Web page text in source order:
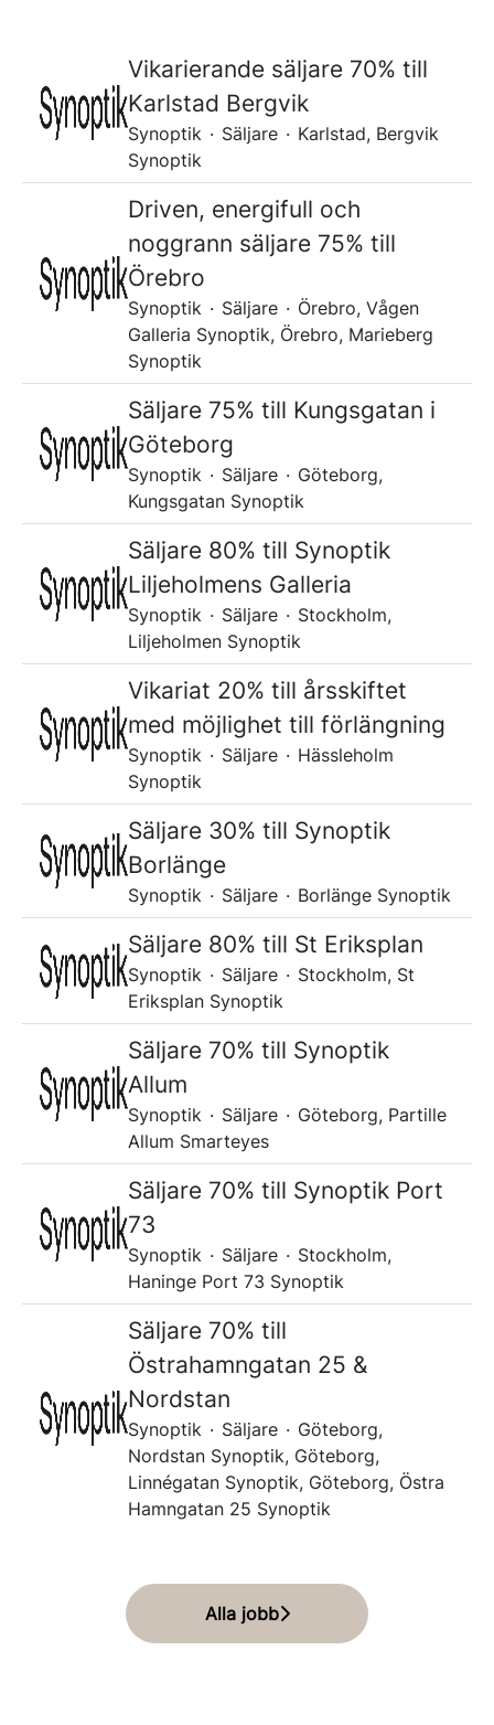
Vikarierande säljare 70% till
Karlstad Bergvik
Synoptik · Säljare · Karlstad, Bergvik
Synoptik
Driven, energifull och
noggrann säljare 75% till
Örebro
Synoptik · Säljare · Örebro, Vågen
Galleria Synoptik, Örebro, Marieberg
Synoptik
Säljare 75% till Kungsgatan i
Göteborg
Synoptik · Säljare · Göteborg,
Kungsgatan Synoptik
Säljare 80% till Synoptik
Liljeholmens Galleria
Synoptik · Säljare · Stockholm,
Liljeholmen Synoptik
Vikariat 20% till årsskiftet
med möjlighet till förlängning
Synoptik · Säljare · Hässleholm
Synoptik
Säljare 30% till Synoptik
Borlänge
Synoptik · Säljare · Borlänge Synoptik
Säljare 80% till St Eriksplan
Synoptik · Säljare · Stockholm, St
Eriksplan Synoptik
Säljare 70% till Synoptik
Allum
Synoptik · Säljare · Göteborg, Partille
Allum Smarteyes
Säljare 70% till Synoptik Port
73
Synoptik · Säljare · Stockholm,
Haninge Port 73 Synoptik
Säljare 70% till
Östrahamngatan 25 &
Nordstan
Synoptik · Säljare · Göteborg,
Nordstan Synoptik, Göteborg,
Linnégatan Synoptik, Göteborg, Östra
Hamngatan 25 Synoptik
Alla jobb